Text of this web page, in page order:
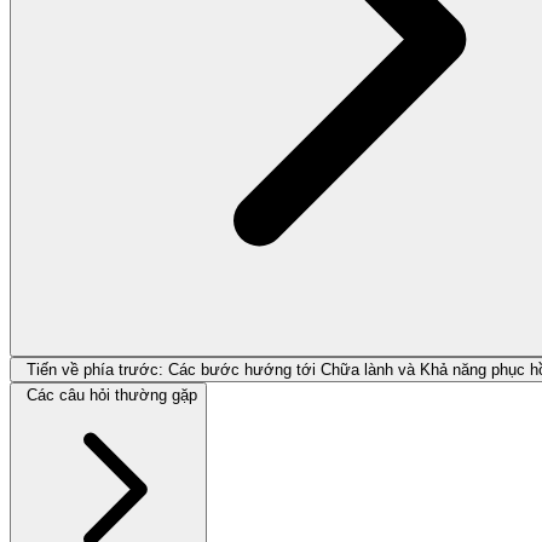
Tiến về phía trước: Các bước hướng tới Chữa lành và Khả năng phục
Các câu hỏi thường gặp